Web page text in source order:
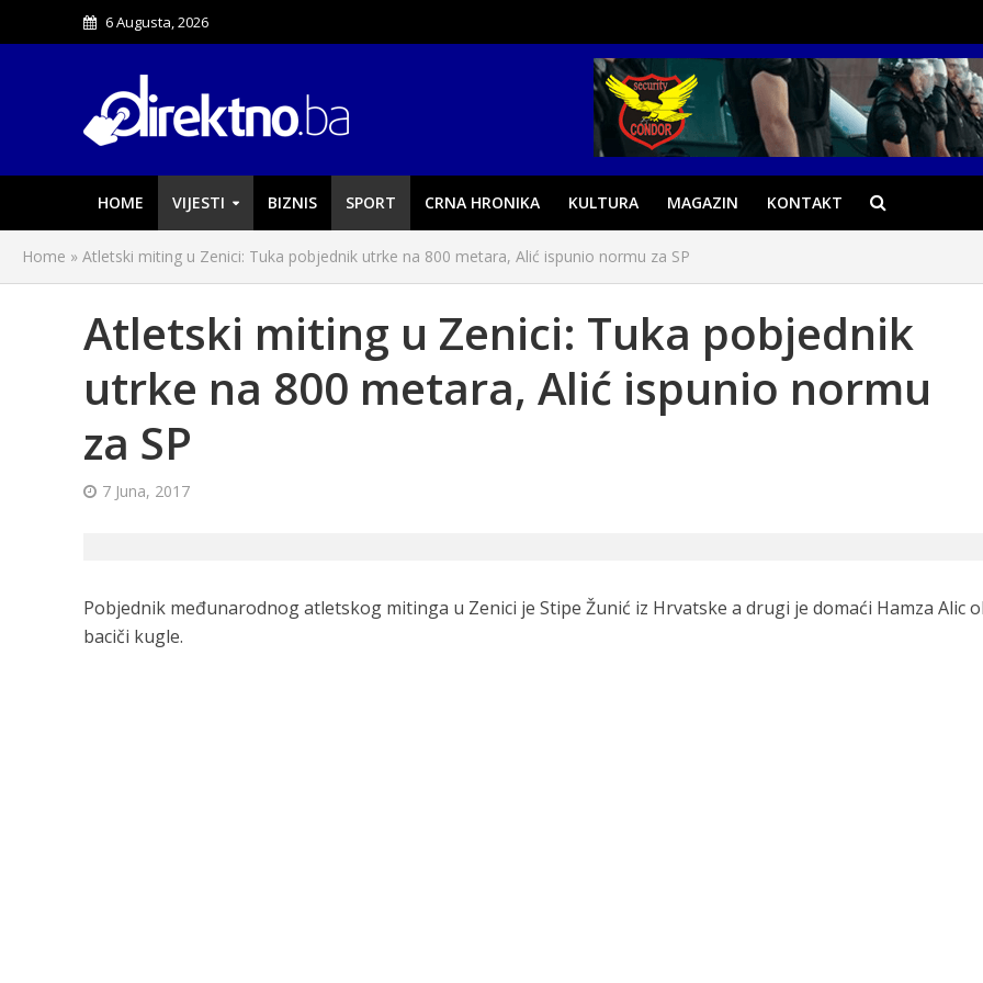
6 Augusta, 2026
HOME VIJESTI BIZNIS SPORT CRNA HRONIKA KULTURA MAGAZIN KONTAKT
Home » Atletski miting u Zenici: Tuka pobjednik utrke na 800 metara, Alić ispunio normu za SP
Atletski miting u Zenici: Tuka pobjednik
utrke na 800 metara, Alić ispunio normu
za SP
7 Juna, 2017
Pobjednik međunarodnog atletskog mitinga u Zenici je Stipe Žunić iz Hrvatske a drugi je domaći Hamza Alic
baciči kugle.